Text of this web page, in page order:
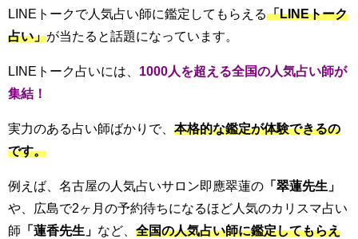
LINEトークで人気占い師に鑑定してもらえる「LINEトーク
占い」が当たると話題になっています。
LINEトーク占いには、 1000人を超える全国の人気占い師が
集結！
実力のある占い師ばかりで、 本格的な鑑定が体験できるの
です。
例えば、名古屋の人気占いサロン即應翠蓮の 「 翠蓮先生」
や、広島で2ヶ月の予約待ちになるほど人気のカリスマ占い
師 「蓮香先生」 など、 全国の人気占い師に鑑定してもらえ